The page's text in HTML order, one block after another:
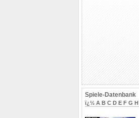
Spiele-Datenbank
ï¿½ A B C D E F G H